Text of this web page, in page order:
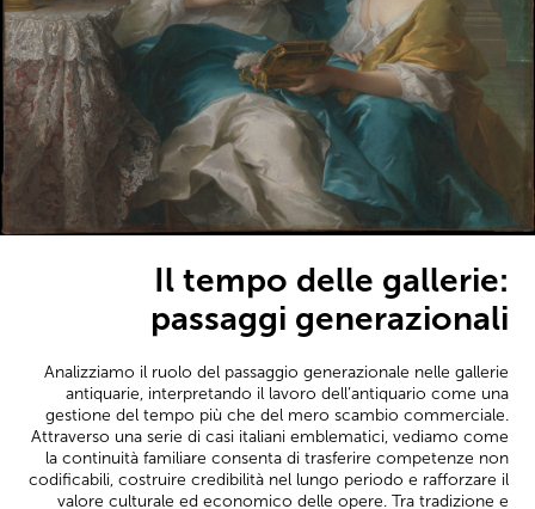
Il tempo delle gallerie:
passaggi generazionali
Analizziamo il ruolo del passaggio generazionale nelle gallerie
antiquarie, interpretando il lavoro dell’antiquario come una
gestione del tempo più che del mero scambio commerciale.
Attraverso una serie di casi italiani emblematici, vediamo come
la continuità familiare consenta di trasferire competenze non
codificabili, costruire credibilità nel lungo periodo e rafforzare il
valore culturale ed economico delle opere. Tra tradizione e